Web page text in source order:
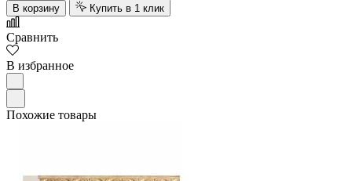
В корзину Купить в 1 клик
Сравнить
В избранное
Похожие товары